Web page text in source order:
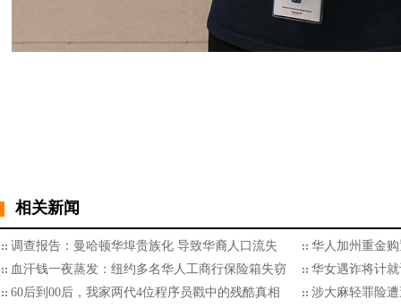
相关新闻
调查报告：曼哈顿华埠贵族化 导致华裔人口流失
华人加州重金
血汗钱一夜蒸发：纽约多名华人工商行保险箱失窃
华女遇诈将计
60后到00后，我家两代4位程序员戳中的残酷真相
涉大麻轻罪险